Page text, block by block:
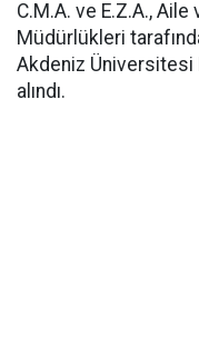
C.M.A. ve E.Z.A.,
Müdürlükleri
Akdeniz Üniversitesi
alındı.